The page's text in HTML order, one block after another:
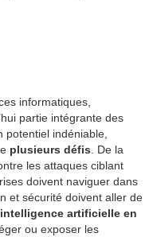
informatiques,
partie intégrante des
potentiel indéniable,
plusieurs défis . De la
les attaques ciblant
doivent naviguer dans
et sécurité doivent aller de
artificielle en
ou exposer les